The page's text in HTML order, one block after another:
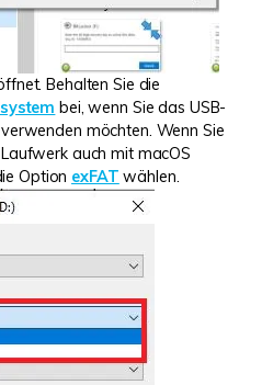
Behalten Sie die
bei, wenn Sie das USB-
möchten. Wenn Sie
auch mit macOS
Option exFAT wählen.